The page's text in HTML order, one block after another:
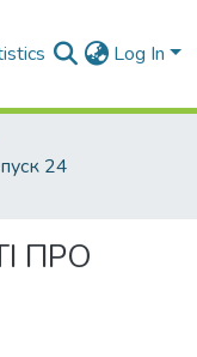
Log In
24
ПРО